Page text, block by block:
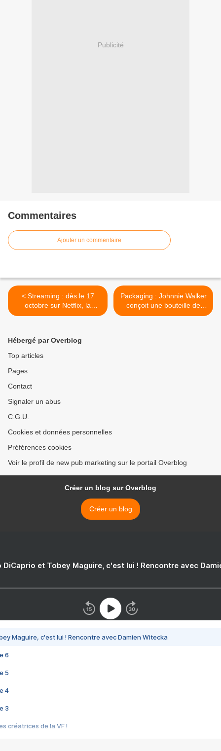
Publicité
Commentaires
Ajouter un commentaire
< Streaming : dès le 17
octobre sur Netflix, la
saison 3 de la série "La
Packaging : Johnnie Walker
conçoit une bouteille de
whisky en verre la plus
Hébergé par Overblog
Top articles
Pages
Contact
Signaler un abus
C.G.U.
Cookies et données personnelles
Préférences cookies
Voir le profil de new pub marketing sur le portail Overblog
Créer un blog sur Overblog
Créer un blog
DiCaprio et Tobey Maguire, c'est lui ! Rencontre avec
Maguire, c'est lui ! Rencontre avec Damien Witecka
6
5
4
3
créatrices de la VF !